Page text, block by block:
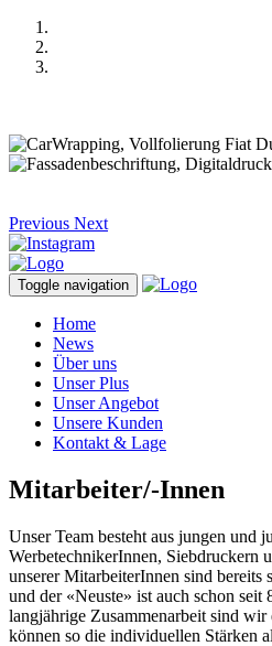
Previous Next
Toggle navigation
Home
News
Über uns
Unser Plus
Unser Angebot
Unsere Kunden
Kontakt & Lage
Mitarbeiter/-Innen
Unser Team besteht aus jungen und
WerbetechnikerInnen, Siebdruckern
unserer MitarbeiterInnen sind bereits
und der «Neuste» ist auch schon seit
langjährige Zusammenarbeit sind
können so die individuellen Stärken